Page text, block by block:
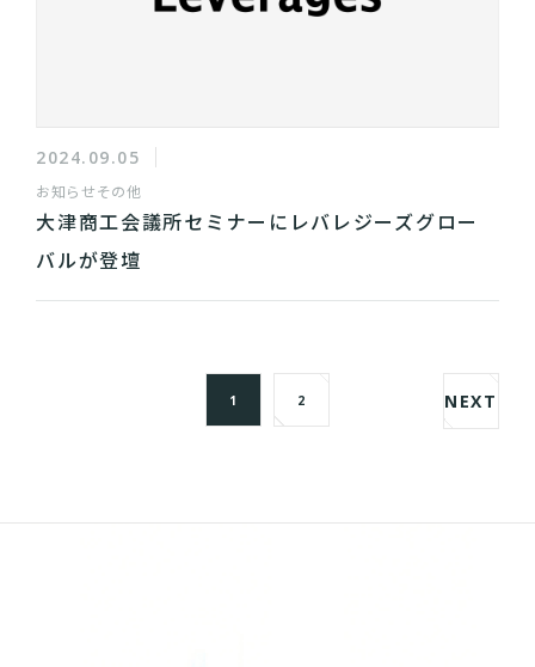
2024.09.05
お知らせその他
大津商工会議所セミナーにレバレジーズグロー
バルが登壇
1 2 NEXT